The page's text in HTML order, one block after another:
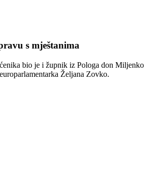
s mještanima
bio je i župnik iz Pologa don Miljenko
Željana Zovko.